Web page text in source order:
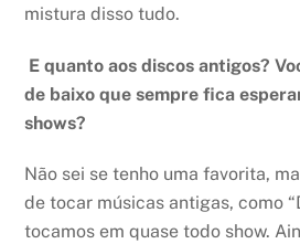
mistura disso tudo.
E quanto aos discos antigos?
de baixo que sempre fica
shows?
Não sei se tenho uma favorita,
de tocar músicas antigas, como
tocamos em quase todo show.